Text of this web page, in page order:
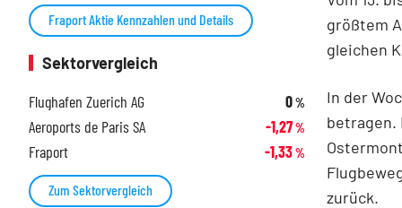
größtem
gleichen
In der
betragen.
zurück.
Fraport Aktie Kennzahlen und Details
Sektorvergleich
Flughafen Zuerich AG
0%
Aeroports de Paris SA -1,27%
Fraport -1,33%
Zum Sektorvergleich